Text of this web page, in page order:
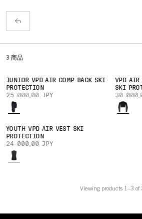
3 商品
JUNIOR VPD AIR COMP BACK SKI
PROTECTION
25 000,00 JPY
VPD AIR
SKI
30
YOUTH VPD AIR VEST SKI
PROTECTION
24 000,00 JPY
Viewing products 1–3 of